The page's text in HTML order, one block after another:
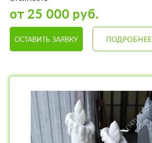
от 25 000 руб.
ОСТАВИТЬ ЗАЯВКУ ПОДРОБНЕЕ